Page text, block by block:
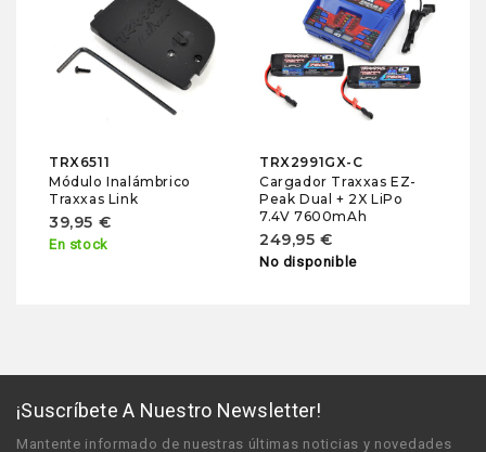
TRX6511
Módulo Inalámbrico
Traxxas Link
39,95 €
En stock
TRX2991GX-C
Cargador Traxxas EZ-
Peak Dual + 2X LiPo
7.4V 7600mAh
249,95 €
No disponible
¡Suscríbete A Nuestro Newsletter!
Mantente informado de nuestras últimas noticias y novedades